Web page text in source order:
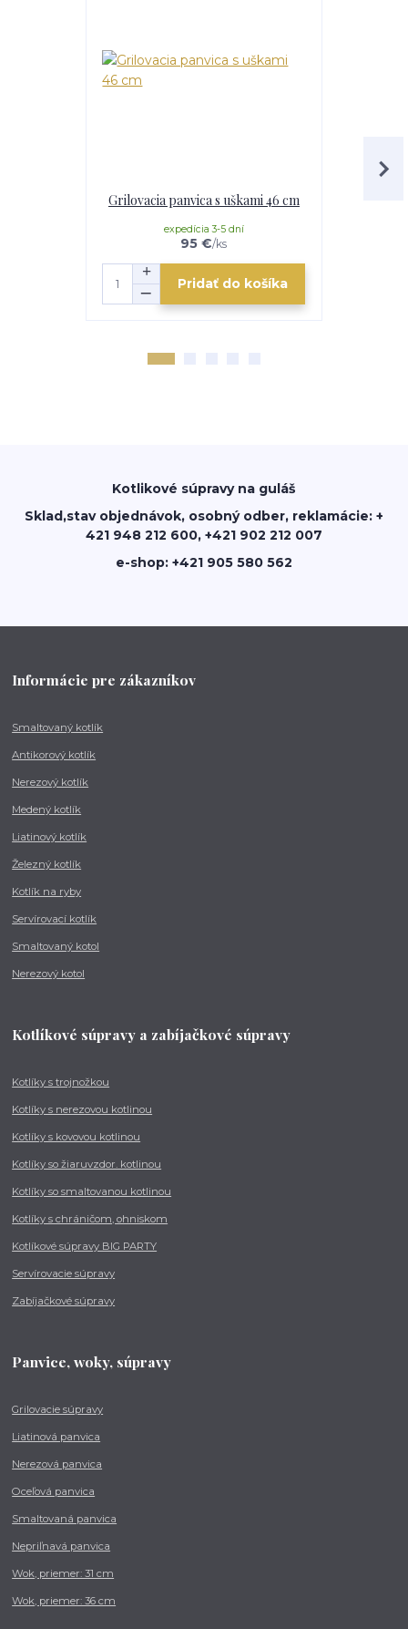
Grilovacia panvica s uškami 46 cm
95 €/ks
expedícia 3-5 dní
Pridať do košíka
Kotlikové súpravy na guláš
Sklad,stav objednávok, osobný odber, reklamácie: +
421 948 212 600, +421 902 212 007
e-shop: +421 905 580 562
Informácie pre zákazníkov
Smaltovaný kotlík
Antikorový kotlík
Nerezový kotlík
Medený kotlík
Liatinový kotlík
Železný kotlík
Kotlík na ryby
Servírovací kotlík
Smaltovaný kotol
Nerezový kotol
Kotlíkové súpravy a zabíjačkové súpravy
Kotlíky s trojnožkou
Kotlíky s nerezovou kotlinou
Kotlíky s kovovou kotlinou
Kotlíky so žiaruvzdor. kotlinou
Kotlíky so smaltovanou kotlinou
Kotlíky s chráničom, ohniskom
Kotlíkové súpravy BIG PARTY
Servírovacie súpravy
Zabíjačkové súpravy
Panvice, woky, súpravy
Grilovacie súpravy
Liatinová panvica
Nerezová panvica
Oceľová panvica
Smaltovaná panvica
Nepriľnavá panvica
Wok, priemer: 31 cm
Wok, priemer: 36 cm